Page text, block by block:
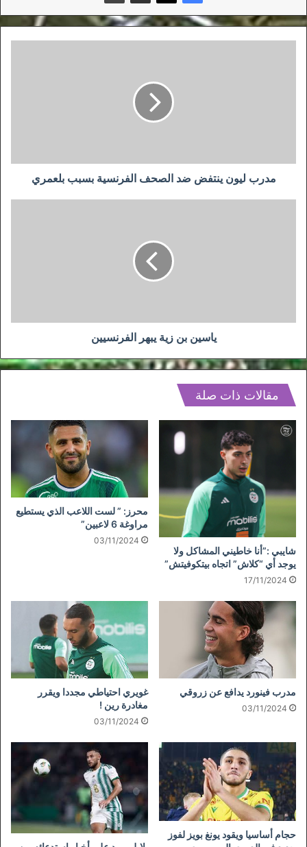
مدرب ليون ينتفض ضد الصحف الفرنسية بسبب بلعمري
ياسين بن زية يبهر الفرنسيين
مقالات ذات صلة
شايبي :”أنا خاطيني المشاكل ولا
يوجد أي “كلاش” اتجاه بيتكوفيتش”
17/11/2024
محرز: ” لست اللاعب الذي يستطيع
مراوغة 6 لاعبين”
03/11/2024
مدرب فينورد يدافع عن زروقي
03/11/2024
غويري احتياطي مجددا ويقرر
مغادرة رين !
03/11/2024
حجام أساسيا ويقود يونغ بويز لفوز